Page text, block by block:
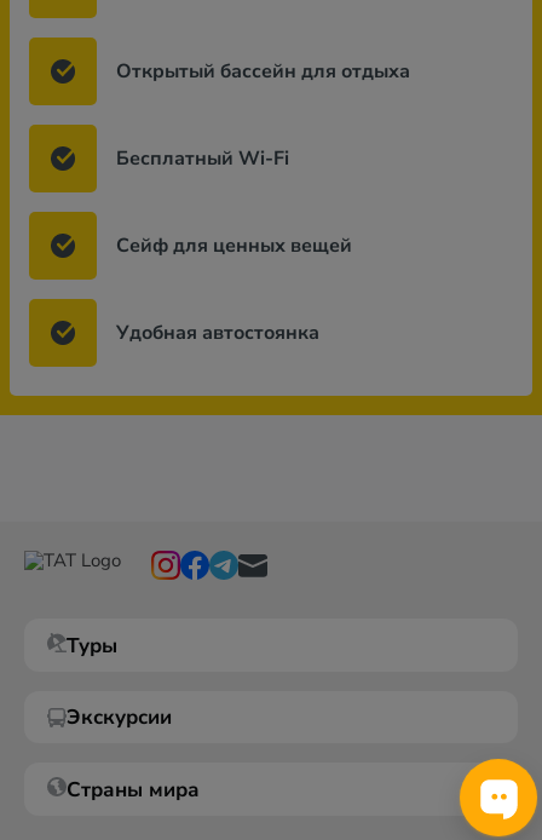
Открытый бассейн для отдыха
Бесплатный Wi-Fi
Сейф для ценных вещей
Удобная автостоянка
Туры
Экскурсии
Страны мира